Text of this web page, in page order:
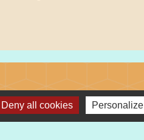
Deny all cookies Personalize